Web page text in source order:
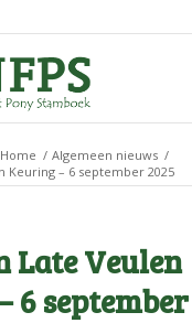
Home / Algemeen nieuws /
Keuring – 6 september 2025
Late Veulen
6